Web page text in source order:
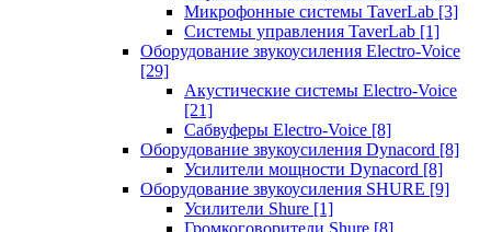
Микрофонные системы TaverLab [3]
Системы управления TaverLab [1]
Оборудование звукоусиления Electro-Voice
[29]
Акустические системы Electro-Voice
[21]
Сабвуферы Electro-Voice [8]
Оборудование звукоусиления Dynacord [8]
Усилители мощности Dynacord [8]
Оборудование звукоусиления SHURE [9]
Усилители Shure [1]
Громкоговорители Shure [8]